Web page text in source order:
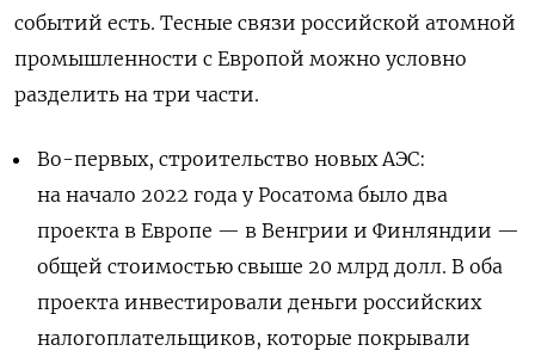
событий есть. Тесные связи российской атомной
промышленности с Европой можно условно
разделить на три части.
Во-первых, строительство новых АЭС:
на начало 2022 года у Росатома было два
проекта в Европе — в Венгрии и Финляндии —
общей стоимостью свыше 20 млрд долл. В оба
проекта инвестировали деньги российских
налогоплательщиков, которые покрывали